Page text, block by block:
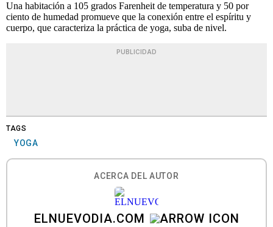
Una habitación a 105 grados Farenheit de temperatura y 50 por
ciento de humedad promueve que la conexión entre el espíritu y
cuerpo, que caracteriza la práctica de yoga, suba de nivel.
PUBLICIDAD
TAGS
YOGA
ACERCA DEL AUTOR
ELNUEVODIA.COM